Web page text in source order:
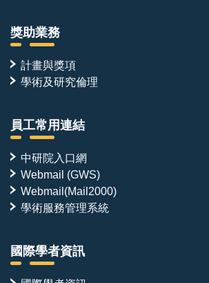
獎助業務
計畫與獎項
學術及研究倫理
員工常用連結
中研院入口網
Webmail (GWS)
Webmail(Mail2000)
學術服務管理系統
國際學者資訊